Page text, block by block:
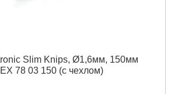
Slim Knips, Ø1,6мм, 150мм
78 03 150 (с чехлом)